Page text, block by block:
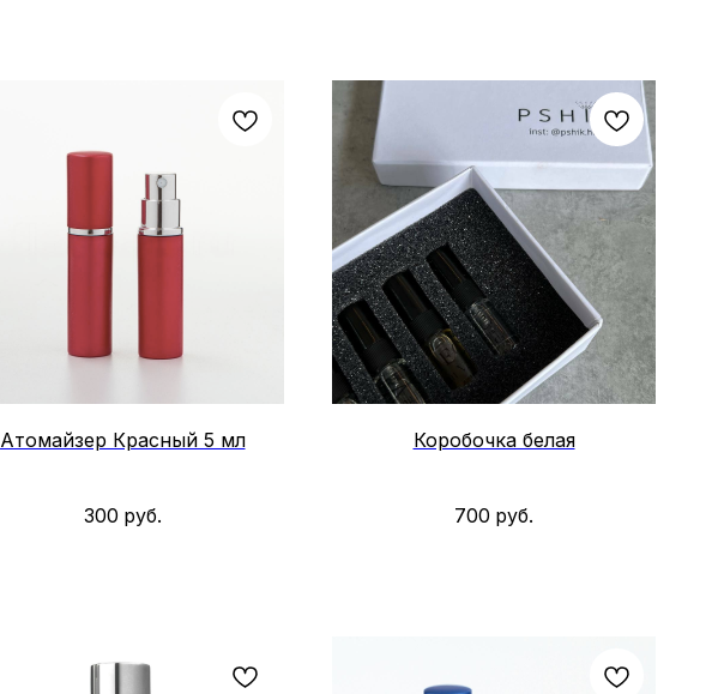
Атомайзер Красный 5 мл
300 руб.
Коробочка белая
700 руб.